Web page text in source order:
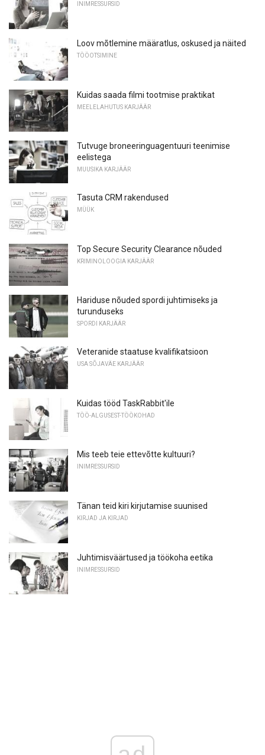
INIMRESSURSID
Loov mõtlemine määratlus, oskused ja näited
TÖÖOTSIMINE
Kuidas saada filmi tootmise praktikat
MEELELAHUTUS KARJÄÄR
Tutvuge broneeringuagentuuri teenimise
eelistega
MUUSIKA KARJÄÄR
Tasuta CRM rakendused
MÜÜK
Top Secure Security Clearance nõuded
KRIMINOLOOGIA KARJÄÄR
Hariduse nõuded spordi juhtimiseks ja
turunduseks
SPORDI KARJÄÄR
Veteranide staatuse kvalifikatsioon
USA SÕJAVÄE KARJÄÄR
Kuidas tööd TaskRabbit'ile
TÖÖ-ALGUSEST-TÖÖKOHAD
Mis teeb teie ettevõtte kultuuri?
INIMRESSURSID
Tänan teid kiri kirjutamise suunised
KIRJAD JA KIRJAD
Juhtimisväärtused ja töökoha eetika
INIMRESSURSID